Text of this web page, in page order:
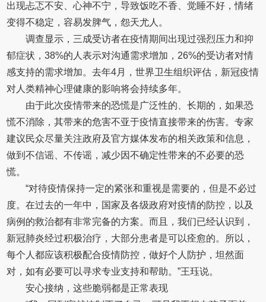
出现忐忑不安、心神不宁，导致饭吃不香、觉睡不好，情绪
变得不稳定，容易发脾气，怨天尤人。
调查显示，三成受访者在疫情期间出现过强烈压力和抑
郁症状，38%的人表示对沟通需求增加，26%的受访者对情
感支持的需求增加。去年4月，世界卫生组织评估，新冠疫情
对人类精神心理健康的影响将会持续多年。
由于此次疫情带来的恐慌是广泛性的、长期的，如果恐
慌不消除，其带来的危害不亚于疫情直接带来的伤害。专家
建议民众尽量关注政府及官方媒体发布的相关政策和信息，
做到不信谣、不传谣，减少因不确定性带来的不必要的恐
慌。
“对待疫情保持一定的紧张和重视是需要的，但是不必过
度。在过去的一年中，国家及各级政府对疫情的防控，以及
病例的救治都有非常完备的方案。而且，我们已经认识到，
新冠肺炎经过积极治疗，大部分患者是可以痊愈的。所以，
每个人都应该积极配合疫情防控，做好个人防护，坦然面
对，如有必要可以寻求专业支持和帮助。”王珏说。
安心接纳，这些脆弱都是正常表现